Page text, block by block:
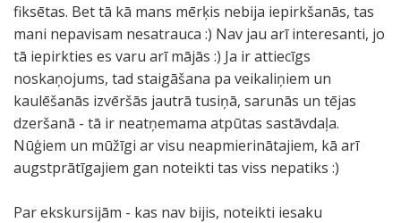
fiksētas. Bet tā kā mans mērķis nebija iepirkšanās, tas
mani nepavisam nesatrauca :) Nav jau arī interesanti, jo
tā iepirkties es varu arī mājās :) Ja ir attiecīgs
noskaņojums, tad staigāšana pa veikaliņiem un
kaulēšanās izvēršās jautrā tusiņā, sarunās un tējas
dzeršanā - tā ir neatņemama atpūtas sastāvdaļa.
Nūģiem un mūžīgi ar visu neapmierinātajiem, kā arī
augstprātīgajiem gan noteikti tas viss nepatiks :)
Par ekskursijām - kas nav bijis, noteikti iesaku